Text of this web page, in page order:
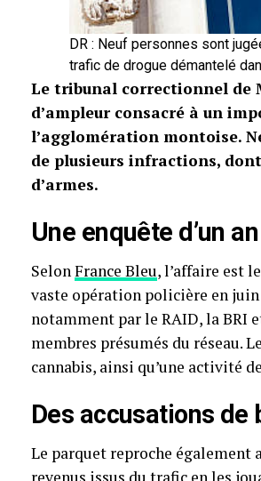
DR : Neuf personnes sont
trafic de drogue démantelé
Le tribunal correctionnel de
d’ampleur consacré à un
l’agglomération montoise.
de plusieurs infractions,
d’armes.
Une enquête d’un
SelonFrance Bleu, l’affaire est
vaste opération policière en juin
notamment par le RAID, la BRI
membres présumés du réseau.
cannabis, ainsi qu’une activité
Des accusations de
Le parquet reproche également
revenus issus du trafic en les